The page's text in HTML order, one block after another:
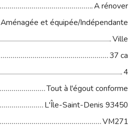
A rénover
Aménagée et équipée/Indépendante
Ville
37 ca
4
Tout à l'égout conforme
L'Île-Saint-Denis 93450
VM271